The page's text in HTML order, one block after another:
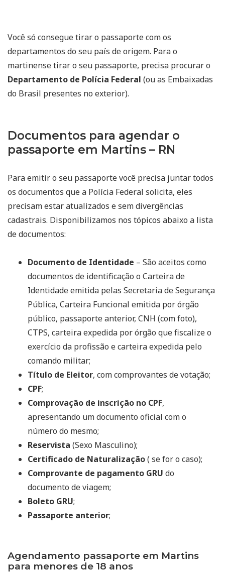
Você só consegue tirar o passaporte com os
departamentos do seu país de origem. Para o
martinense tirar o seu passaporte, precisa procurar o
Departamento de Polícia Federal (ou as Embaixadas
do Brasil presentes no exterior).
Documentos para agendar o
passaporte em Martins – RN
Para emitir o seu passaporte você precisa juntar todos
os documentos que a Polícia Federal solicita, eles
precisam estar atualizados e sem divergências
cadastrais. Disponibilizamos nos tópicos abaixo a lista
de documentos:
Documento de Identidade – São aceitos como
documentos de identificação o Carteira de
Identidade emitida pelas Secretaria de Segurança
Pública, Carteira Funcional emitida por órgão
público, passaporte anterior, CNH (com foto),
CTPS, carteira expedida por órgão que fiscalize o
exercício da profissão e carteira expedida pelo
comando militar;
Título de Eleitor, com comprovantes de votação;
CPF;
Comprovação de inscrição no CPF,
apresentando um documento oficial com o
número do mesmo;
Reservista (Sexo Masculino);
Certificado de Naturalização( se for o caso);
Comprovante de pagamento GRU do
documento de viagem;
Boleto GRU;
Passaporte anterior;
Agendamento passaporte em Martins
para menores de 18 anos